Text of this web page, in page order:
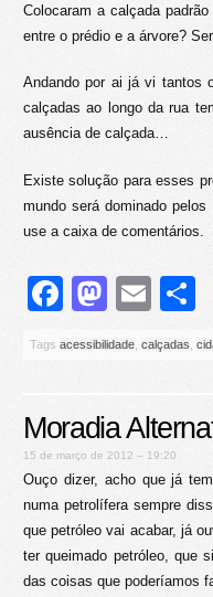
Colocaram a calçada
entre o prédio e a árvore?
Andando por ai já vi tantos
calçadas ao longo da rua
ausência de calçada…
Existe solução para esses
mundo será dominado
use a caixa de comentários.
Facebook
Tags acessibilidade calçadas
Moradia
15 de março de 2012 – 19:20
Ouço dizer, acho que já
numa petrolífera sempre
que petróleo vai acabar, já
ter queimado petróleo, que
das coisas que poderíamos